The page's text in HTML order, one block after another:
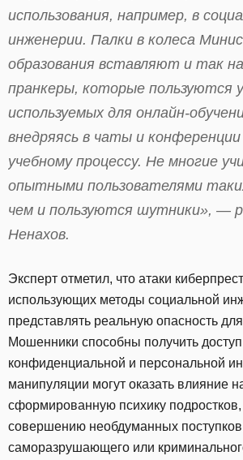
использования, например, в
инженерии. Палки в колеса
образования вставляют и так
пранкеры, которые пользуются
используемых для онлайн-
внедряясь в чаты и
учебному процессу. Не многие
опытными пользователями
чем и пользуются шутники», —
Ненахов.
Эксперт отметил, что атаки
использующих методы социальной
представлять реальную опасность
Мошенники способны получить доступ
конфиденциальной и персональной
манипуляции могут оказать влияние
сформированную психику
совершению необдуманных
саморазрушающего или